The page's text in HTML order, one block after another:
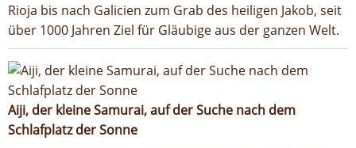
Rioja bis nach Galicien zum Grab des heiligen Jakob, seit
über 1000 Jahren Ziel für Gläubige aus der ganzen Welt.
Aiji, der kleine Samurai, auf der Suche nach dem
Schlafplatz der Sonne